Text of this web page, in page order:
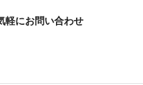
軽にお問い合わせ